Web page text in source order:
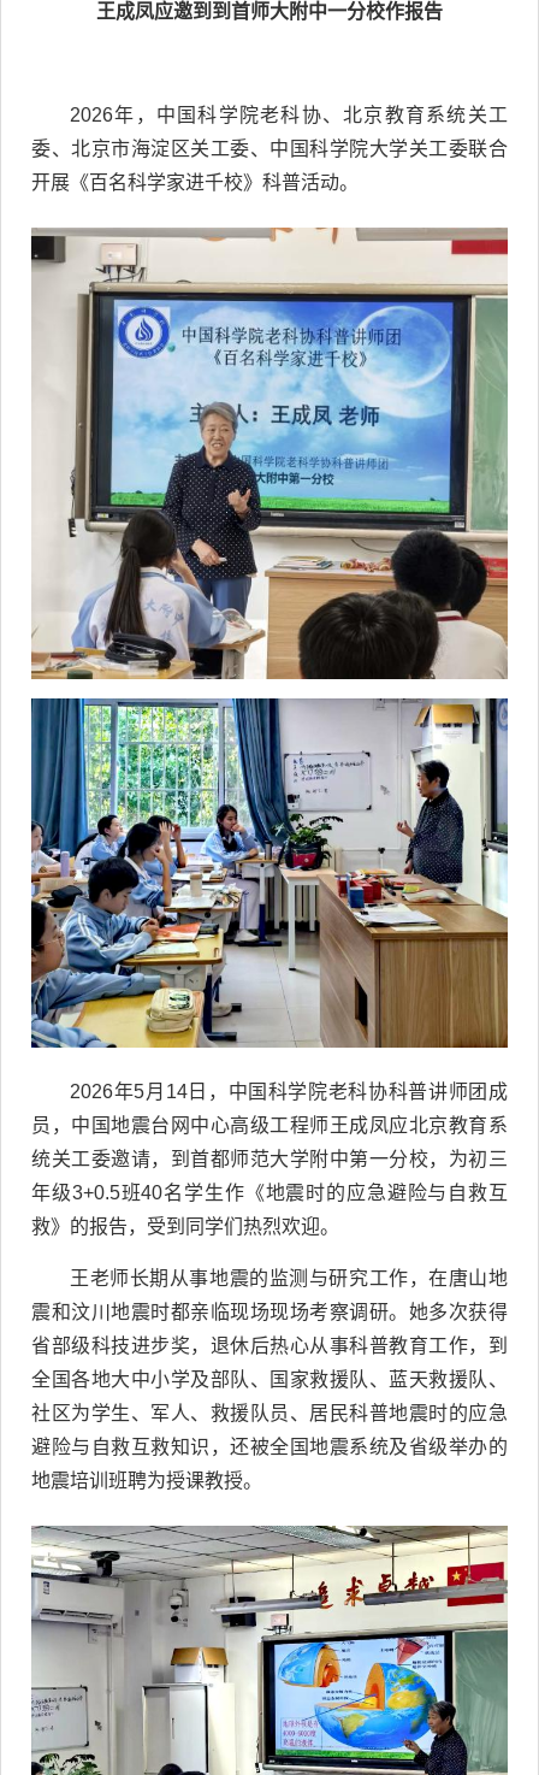
王成凤应邀到到首师大附中一分校作报告
2026年，中国科学院老科协、北京教育系统关工
委、北京市海淀区关工委、中国科学院大学关工委联合
开展《百名科学家进千校》科普活动。
2026年5月14日，中国科学院老科协科普讲师团成
员，中国地震台网中心高级工程师王成凤应北京教育系
统关工委邀请，到首都师范大学附中第一分校，为初三
年级3+0.5班40名学生作《地震时的应急避险与自救互
救》的报告，受到同学们热烈欢迎。
王老师长期从事地震的监测与研究工作，在唐山地
震和汶川地震时都亲临现场现场考察调研。她多次获得
省部级科技进步奖，退休后热心从事科普教育工作，到
全国各地大中小学及部队、国家救援队、蓝天救援队、
社区为学生、军人、救援队员、居民科普地震时的应急
避险与自救互救知识，还被全国地震系统及省级举办的
地震培训班聘为授课教授。